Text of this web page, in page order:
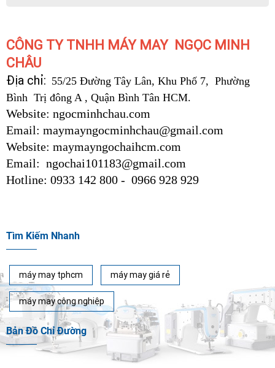
CÔNG TY TNHH MÁY MAY NGỌC MINH
CHÂU
Địa chỉ: 55/25 Đường Tây Lân, Khu Phố 7, Phường
Bình Trị đông A , Quận Bình Tân HCM.
Website: ngocminhchau.com
Email: maymayngocminhchau@gmail.com
Website: maymayngochaihcm.com
Email: ngochai101183@gmail.com
Hotline: 0933 142 800 - 0966 928 929
Tìm Kiếm Nhanh
máy may tphcm máy may giá rẻ
máy may công nghiệp
Bản Đồ Chỉ Đường